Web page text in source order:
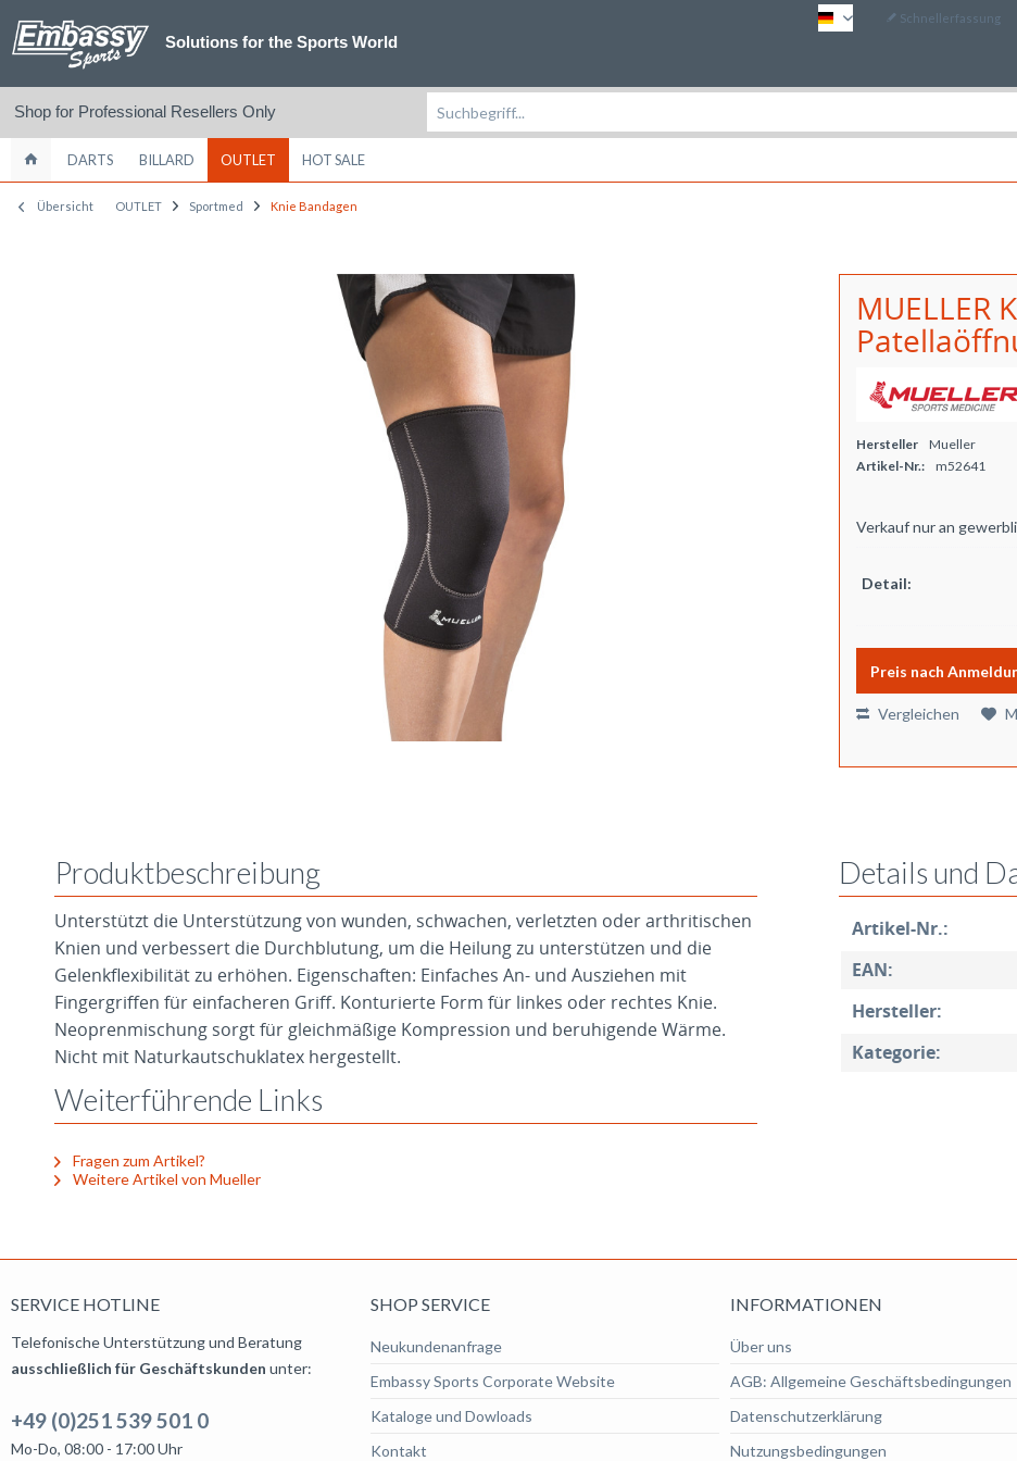
DE Schnellerfassung
Solutions for the Sports World
Shop for Professional Resellers Only
DARTS BILLARD OUTLET HOT SALE
Übersicht OUTLET Sportmed Knie Bandagen
MUELLER
Hersteller
Mueller
Artikel-Nr.:
m52641
Verkauf nur an
Detail:
Preis nach
Vergleichen
Produktbeschreibung
Unterstützt die Unterstützung von wunden, schwachen, verletzten oder arthritischen
Knien und verbessert die Durchblutung, um die Heilung zu unterstützen und die
Gelenkflexibilität zu erhöhen. Eigenschaften: Einfaches An- und Ausziehen mit
Fingergriffen für einfacheren Griff. Konturierte Form für linkes oder rechtes Knie.
Neoprenmischung sorgt für gleichmäßige Kompression und beruhigende Wärme.
Nicht mit Naturkautschuklatex hergestellt.
Weiterführende Links
Fragen zum Artikel?
Weitere Artikel von Mueller
Details und
Artikel-Nr.:
EAN:
Hersteller:
Kategorie:
SERVICE HOTLINE
Telefonische Unterstützung und Beratung
ausschließlich für Geschäftskunden unter:
+49 (0)251 539 501 0
Mo-Do, 08:00 - 17:00 Uhr
SHOP SERVICE
Neukundenanfrage
Embassy Sports Corporate Website
Kataloge und Dowloads
Kontakt
INFORMATIONEN
Über uns
AGB: Allgemeine Geschäftsbedingungen
Datenschutzerklärung
Nutzungsbedingungen